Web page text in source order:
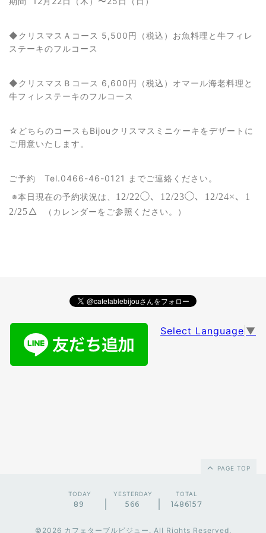
◆クリスマスＡコース 5,500円（税込）お魚料理と牛フィレ
ステーキのフルコース
◆クリスマスＢコース 6,600円（税込）オマール海老料理と
牛フィレステーキのフルコース
☆どちらのコースもBijouクリスマスミニケーキをデザートに
ご用意いたします。
ご予約 Tel.0466-46-0121 までご連絡ください。
※本日現在の予約状況は、 12/22◯、12/23◯、12/24×、1
2/25△
（カレンダーをご参照ください。）
Select Language ▼
PAGE TOP
TODAY
89
YESTERDAY
566
TOTAL
1486157
©2026 カフェターブルビジュー . All Rights Reserved.